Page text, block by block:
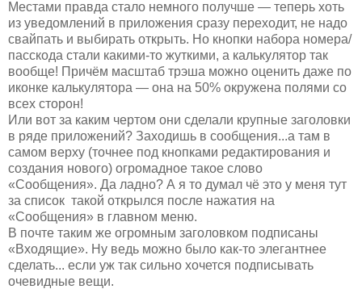
Местами правда стало немного получше — теперь хоть
из уведомлений в приложения сразу переходит, не надо
свайпать и выбирать открыть. Но кнопки набора номера/
пасскода стали какими-то жуткими, а калькулятор так
вообще! Причём масштаб трэша можно оценить даже по
иконке калькулятора — она на 50% окружена полями со
всех сторон!
Или вот за каким чертом они сделали крупные заголовки
в ряде приложений? Заходишь в сообщения...а там в
самом верху (точнее под кнопками редактирования и
создания нового) огромадное такое слово
«Сообщения». Да ладно? А я то думал чё это у меня тут
за список такой открылся после нажатия на
«Сообщения» в главном меню.
В почте таким же огромным заголовком подписаны
«Входящие». Ну ведь можно было как-то элегантнее
сделать... если уж так сильно хочется подписывать
очевидные вещи.